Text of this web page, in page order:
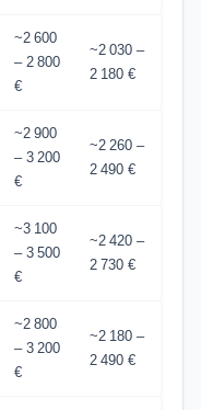
~2 600
– 2 800
€
~2 030 –
2 180 €
~2 900
– 3 200
€
~2 260 –
2 490 €
~3 100
– 3 500
€
~2 420 –
2 730 €
~2 800
– 3 200
€
~2 180 –
2 490 €